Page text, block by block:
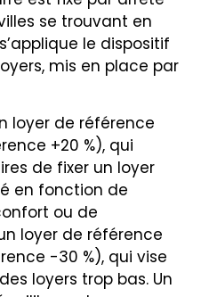
se trouvant en
le dispositif
mis en place par
loyer de référence
+20 %), qui
de fixer un loyer
en fonction de
ou de
loyer de référence
-30 %), qui vise
loyers trop bas. Un